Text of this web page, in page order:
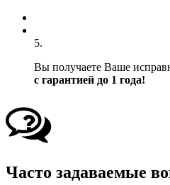
5.
Вы получаете Ваше
с гарантией до 1 года!
Часто задаваемые